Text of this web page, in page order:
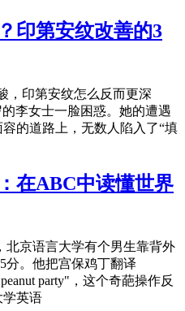
印第安纹改善的3
，印第安纹怎么反而更深
李女士一脸困惑。她的遭遇
的道路上，无数人陷入了“填
在ABC中读懂世界
北京语言大学有个男生靠背外
分。他把宫保鸡丁翻译
party"，这个奇葩操作反
学英语